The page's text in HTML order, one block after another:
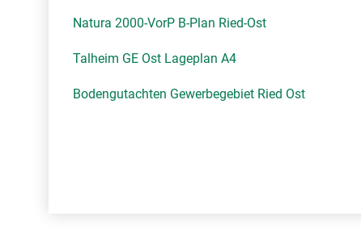
Natura 2000­-VorP B-Plan Ried-Ost
Talheim GE Ost Lageplan A4
Bodengutachten Gewerbegebiet Ried Ost